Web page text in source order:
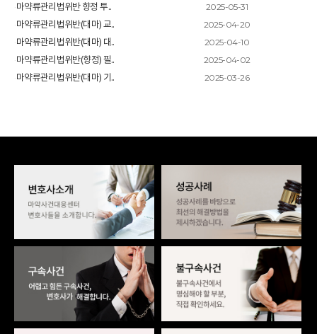
마약류관리법위반 향정 투..
2025-05-31
마약류관리법위반(대마) 교..
2025-04-20
마약류관리법위반(대마) 대..
2025-04-10
마약류관리법위반(향정) 필..
2025-04-02
마약류관리법위반(대마) 기..
2025-03-26